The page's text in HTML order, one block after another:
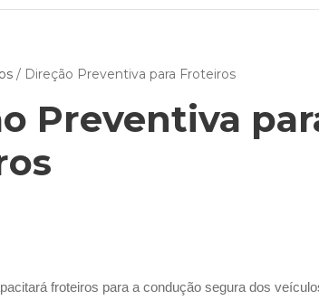
/ Direção Preventiva para Froteiros
Preventiva
froteiros para a condução segura dos